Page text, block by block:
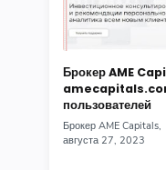
Брокер AME
пользователей
Брокер AME Capitals
августа 27, 2023